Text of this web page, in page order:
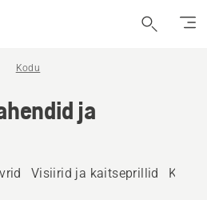
Kodu
ja
Visiirid ja kaitseprillid